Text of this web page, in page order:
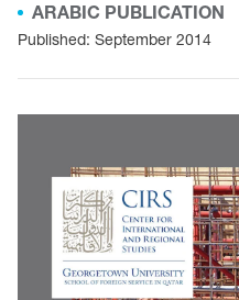
ARABIC PUBLICATION
Published: September 2014